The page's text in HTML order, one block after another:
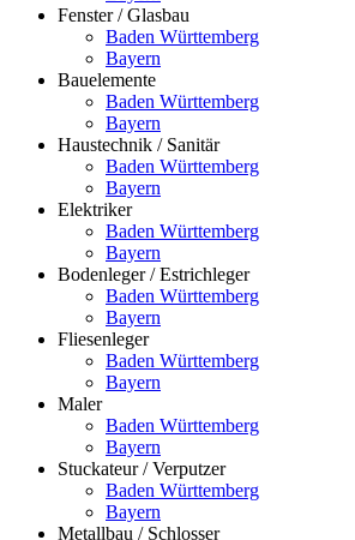
Fenster / Glasbau
Baden Württemberg
Bayern
Bauelemente
Baden Württemberg
Bayern
Haustechnik / Sanitär
Baden Württemberg
Bayern
Elektriker
Baden Württemberg
Bayern
Bodenleger / Estrichleger
Baden Württemberg
Bayern
Fliesenleger
Baden Württemberg
Bayern
Maler
Baden Württemberg
Bayern
Stuckateur / Verputzer
Baden Württemberg
Bayern
Metallbau / Schlosser